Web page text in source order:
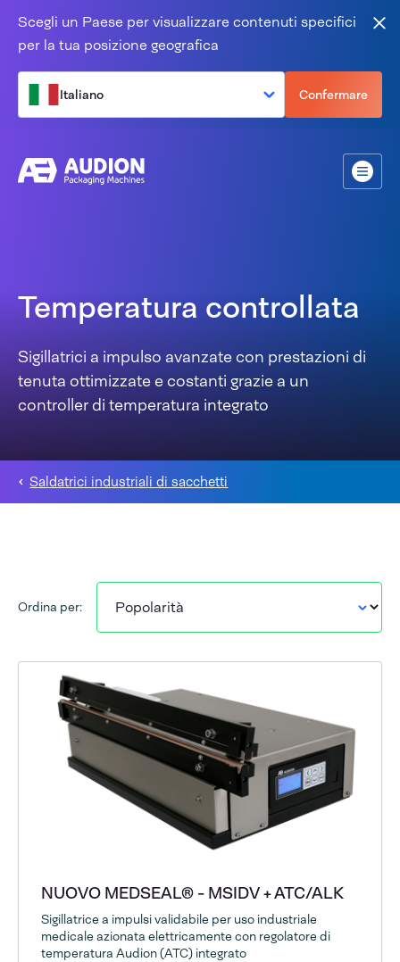
Scegli un Paese per visualizzare contenuti specifici
per la tua posizione geografica
Italiano Confermare
Menù
Temperatura controllata
Sigillatrici a impulso avanzate con prestazioni di
tenuta ottimizzate e costanti grazie a un
controller di temperatura integrato
Saldatrici industriali di sacchetti
Ordina per:
NUOVO MEDSEAL® - MSIDV + ATC/ALK
Sigillatrice a impulsi validabile per uso industriale
medicale azionata elettricamente con regolatore di
temperatura Audion (ATC) integrato